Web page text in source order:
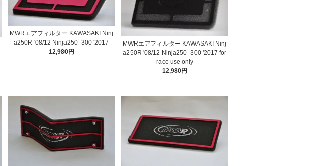
MWRエアフィルター KAWASAKI Ninj
a250R '08/12 Ninja250- 300 '2017
12,980円
MWRエアフィルター KAWASAKI Ninj
a250R '08/12 Ninja250- 300 '2017 for
race use only
12,980円